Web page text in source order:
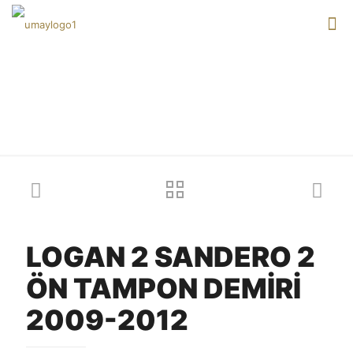
LOGAN 2 SANDERO 2
ÖN TAMPON DEMİRİ
2009-2012